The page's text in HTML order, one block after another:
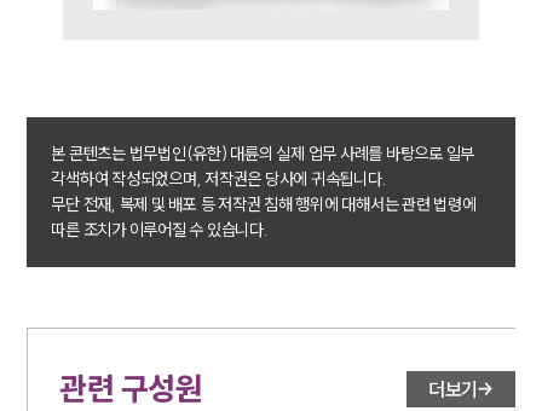
형사전문변호사
소식/자료
언론보도
공지사항
본 콘텐츠는 법무법인(유한) 대륜의 실제 업무 사례를 바탕으로 일부
각색하여 작성되었으며, 저작권은 당사에 귀속됩니다.
무단 전재, 복제 및 배포 등 저작권 침해 행위에 대해서는 관련 법령에
따른 조치가 이루어질 수 있습니다.
관련 구성원 더보기